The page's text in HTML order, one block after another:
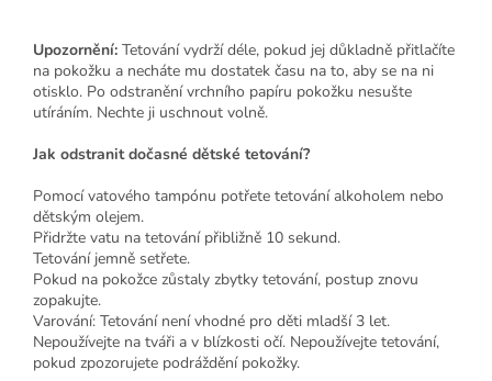
Upozornění: Tetování vydrží déle, pokud jej důkladně přitlačíte
na pokožku a necháte mu dostatek času na to, aby se na ni
otisklo. Po odstranění vrchního papíru pokožku nesušte
utíráním. Nechte ji uschnout volně.
Jak odstranit dočasné dětské tetování?
Pomocí vatového tampónu potřete tetování alkoholem nebo
dětským olejem.
Přidržte vatu na tetování přibližně 10 sekund.
Tetování jemně setřete.
Pokud na pokožce zůstaly zbytky tetování, postup znovu
zopakujte.
Varování: Tetování není vhodné pro děti mladší 3 let.
Nepoužívejte na tváři a v blízkosti očí. Nepoužívejte tetování,
pokud zpozorujete podráždění pokožky.